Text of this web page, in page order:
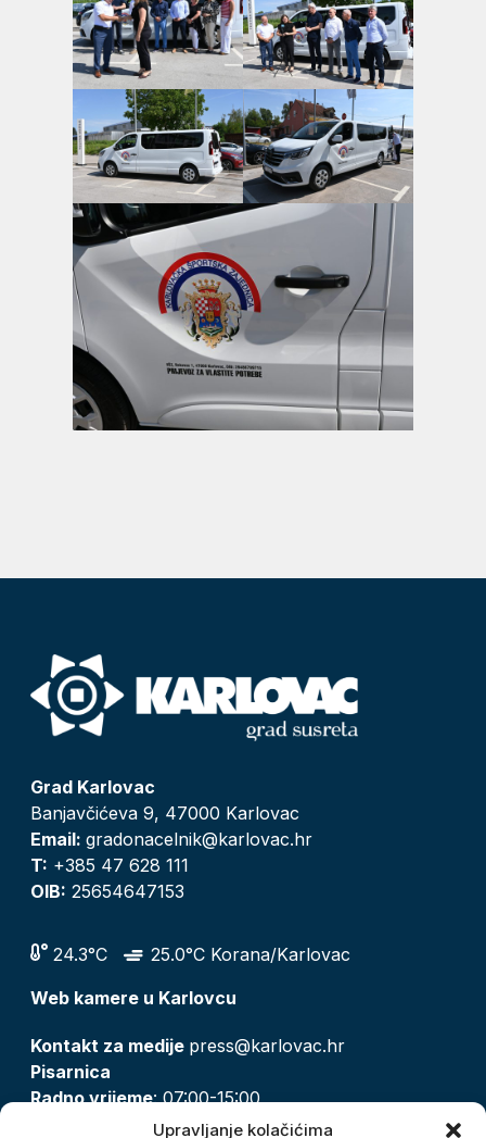
Upravljanje kolačićima
Grad Karlovac
Banjavčićeva 9, 47000 Karlovac
Email: gradonacelnik@karlovac.hr
T: +385 47 628 111
OIB: 25654647153
24.3°C
25.0°C Korana/Karlovac
Web kamere u Karlovcu
Kontakt za medije press@karlovac.hr
Pisarnica
Radno vrijeme: 07:00-15:00
pisarnica@karlovac.hr